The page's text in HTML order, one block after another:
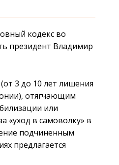
кодекс во
президент Владимир
3 до 10 лет лишения
отягчающим
или
«уход в самоволку» в
подчиненным
предлагается